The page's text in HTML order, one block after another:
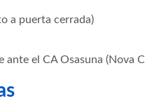
a puerta cerrada)
ante el CA Osasuna (Nova